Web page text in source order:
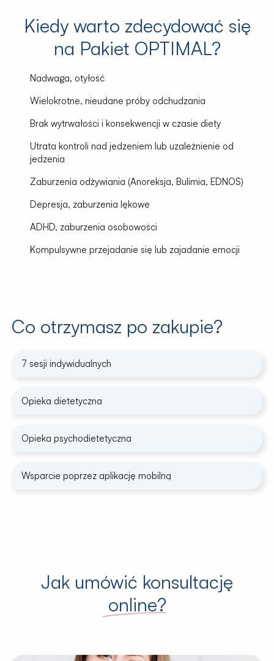
Kiedy warto zdecydować się
na Pakiet OPTIMAL?
Nadwaga, otyłość
Wielokrotne, nieudane próby odchudzania
Brak wytrwałości i konsekwencji w czasie diety
Utrata kontroli nad jedzeniem lub uzależnienie od
jedzenia
Zaburzenia odżywiania (Anoreksja, Bulimia, EDNOS)
Depresja, zaburzenia lękowe
ADHD, zaburzenia osobowości
Kompulsywne przejadanie się lub zajadanie emocji
Co otrzymasz po zakupie?
7 sesji indywidualnych
Opieka dietetyczna
Opieka psychodietetyczna
Wsparcie poprzez aplikację mobilną
Jak umówić konsultację
online?